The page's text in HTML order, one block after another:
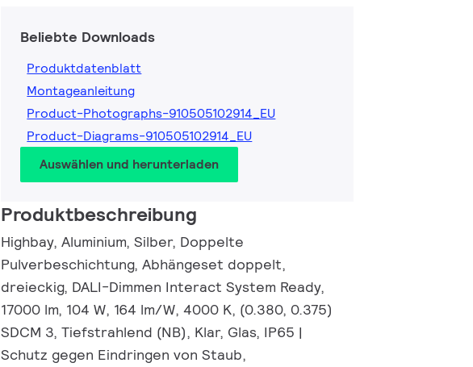
Beliebte Downloads
Produktdatenblatt
Montageanleitung
Product-Photographs-910505102914_EU
Product-Diagrams-910505102914_EU
Auswählen und herunterladen
Produktbeschreibung
Highbay, Aluminium, Silber, Doppelte
Pulverbeschichtung, Abhängeset doppelt,
dreieckig, DALI-Dimmen Interact System Ready,
17000 lm, 104 W, 164 lm/W, 4000 K, (0.380, 0.375)
SDCM 3, Tiefstrahlend (NB), Klar, Glas, IP65 |
Schutz gegen Eindringen von Staub,